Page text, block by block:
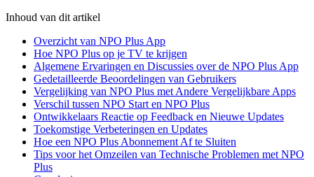
Inhoud van dit artikel
Overzicht van NPO Plus App
Hoe NPO Plus op je TV te krijgen
Algemene Ervaringen en Discussies over de NPO Plus App
Gedetailleerde Beoordelingen van Gebruikers
Vergelijking van NPO Plus met Andere Vergelijkbare Apps
Verschil tussen NPO Start en NPO Plus
Ontwikkelaars Reactie op Feedback en Nieuwe Updates
Toekomstige Verbeteringen en Updates
Hoe een NPO Plus Abonnement Af te Sluiten
Tips voor het Omzeilen van Technische Problemen met NPO
Plus